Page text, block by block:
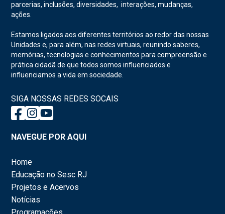
parcerias, inclusões, diversidades, interações, mudanças,
ações.
Estamos ligados aos diferentes territórios ao redor das nossas
Unidades e, para além, nas redes virtuais, reunindo saberes,
memórias, tecnologias e conhecimentos para compreensão e
prática cidadã de que todos somos influenciados e
influenciamos a vida em sociedade.
SIGA NOSSAS REDES SOCAIS
NAVEGUE POR AQUI
Home
Educação no Sesc RJ
Projetos e Acervos
Notícias